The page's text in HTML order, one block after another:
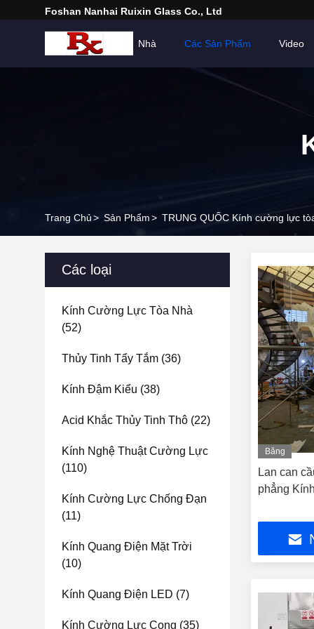
Foshan Nanhai Ruixin Glass Co., Ltd
Nhà Các Sản Phẩm Video
Trang Chủ> Sản Phẩm> TRUNG QUỐC Kính cường lực
Các loại
Kính Cường Lực Tòa Nhà
(52)
Thủy Tinh Tẩy Tắm (36)
Kính Đậm Kiểu (38)
Acid Khắc Thủy Tinh Thô (22)
Kính Nghệ Thuật Cường Lực
(110)
Kính Cường Lực Chống Đạn
(11)
Kính Quang Điện Mặt Trời
(10)
Kính Quang Điện LED (7)
Kính Cường Lực Cong (35)
Băng
Lan can
phẳng